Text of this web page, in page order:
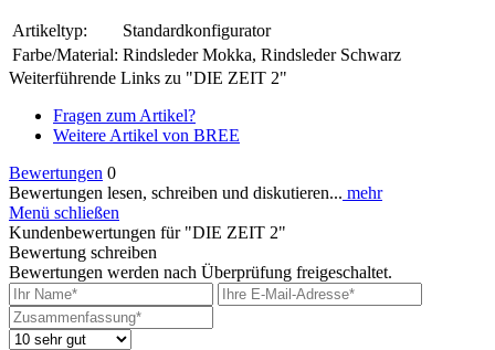
Artikeltyp:
Standardkonfigurator
Farbe/Material: Rindsleder Mokka, Rindsleder Schwarz
Weiterführende Links zu "DIE ZEIT 2"
Fragen zum Artikel?
Weitere Artikel von BREE
Bewertungen 0
Bewertungen lesen, schreiben und diskutieren... mehr
Menü schließen
Kundenbewertungen für "DIE ZEIT 2"
Bewertung schreiben
Bewertungen werden nach Überprüfung freigeschaltet.